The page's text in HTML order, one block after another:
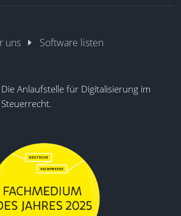
uns Software listen
Die Anlaufstelle für Digitalisierung im
Steuerrecht.